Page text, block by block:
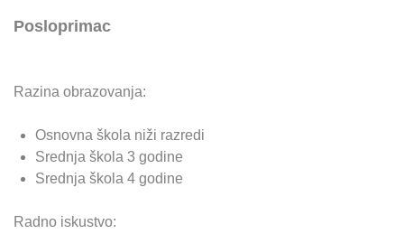
Posloprimac
Razina obrazovanja:
Osnovna škola niži razredi
Srednja škola 3 godine
Srednja škola 4 godine
Radno iskustvo: